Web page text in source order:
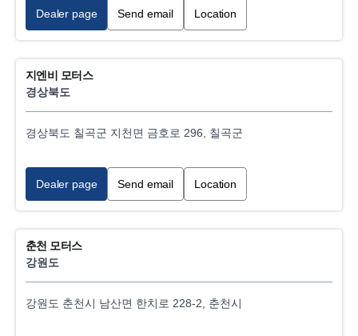
Tyre service
Dealer page Send email Location
지엔비 모터스
경상북도
경상북도 칠곡군 지천면 금호로 296, 칠곡군
Dealer page Send email Location
춘천 모터스
강원도
강원도 춘천시 남산면 한치로 228-2, 춘천시